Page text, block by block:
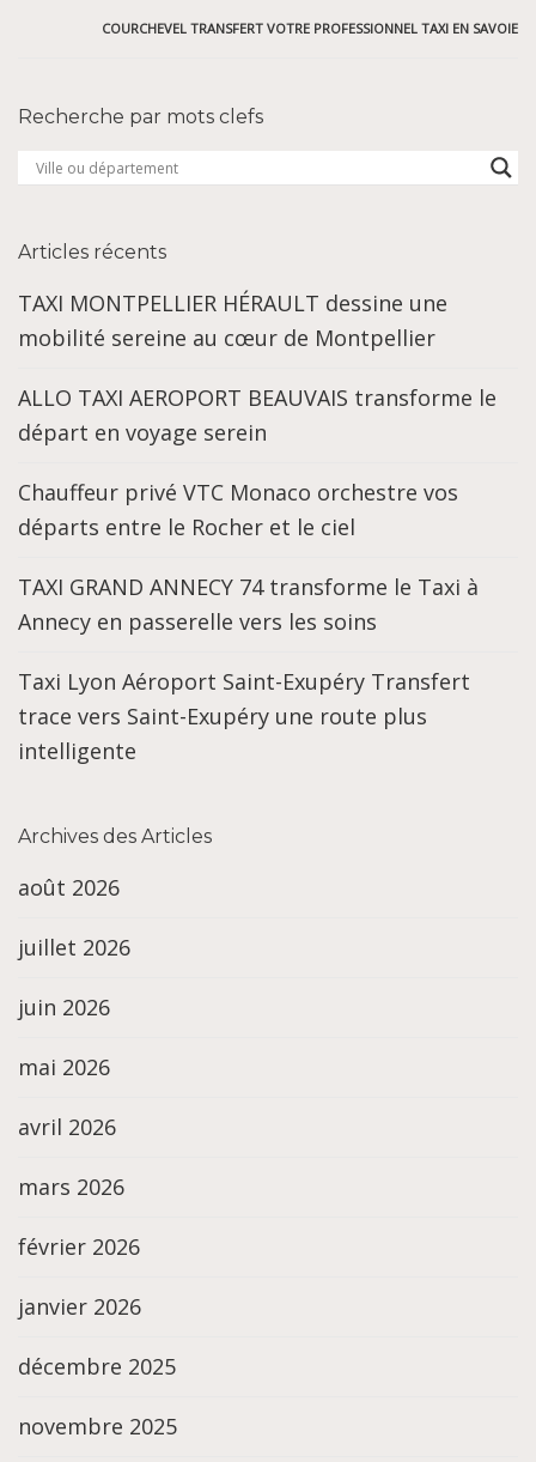
COURCHEVEL TRANSFERT VOTRE PROFESSIONNEL TAXI EN SAVOIE
Recherche par mots clefs
Articles récents
TAXI MONTPELLIER HÉRAULT dessine une
mobilité sereine au cœur de Montpellier
ALLO TAXI AEROPORT BEAUVAIS transforme le
départ en voyage serein
Chauffeur privé VTC Monaco orchestre vos
départs entre le Rocher et le ciel
TAXI GRAND ANNECY 74 transforme le Taxi à
Annecy en passerelle vers les soins
Taxi Lyon Aéroport Saint-Exupéry Transfert
trace vers Saint-Exupéry une route plus
intelligente
Archives des Articles
août 2026
juillet 2026
juin 2026
mai 2026
avril 2026
mars 2026
février 2026
janvier 2026
décembre 2025
novembre 2025